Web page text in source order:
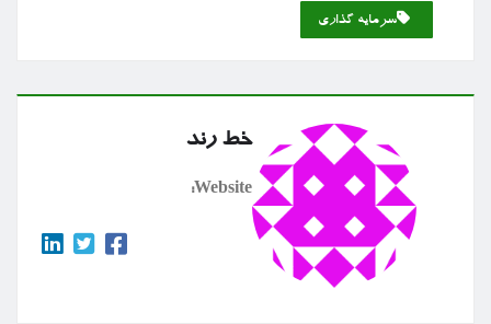
سرمایه گذاری
خط رند
Website: